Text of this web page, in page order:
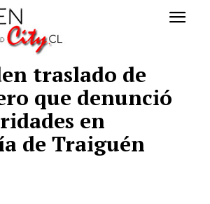
traslado de
que denunció
en
de Traiguén